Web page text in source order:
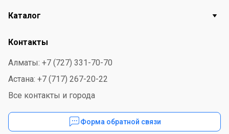
Огнестойкость составляет два часа. Болты на двери
твердой стали. Для удобства передвижения
оборудован четыремя колесами.
Каталог
Контакты
Алматы: +7 (727) 331-70-70
Астана: +7 (717) 267-20-22
Все контакты и города
Форма обратной связи